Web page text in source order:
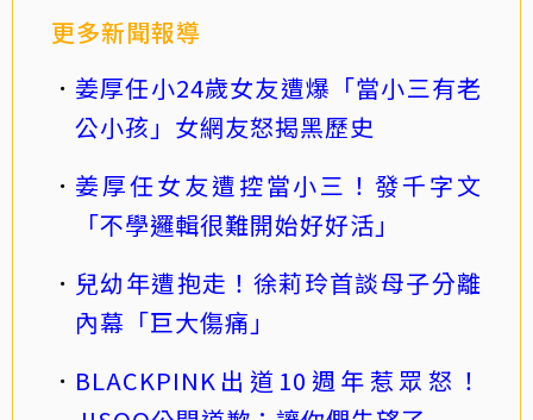
更多新聞報導
姜厚任小24歲女友遭爆「當小三有老
公小孩」女網友怒揭黑歷史
姜厚任女友遭控當小三！發千字文
「不學邏輯很難開始好好活」
兒幼年遭抱走！徐莉玲首談母子分離
內幕「巨大傷痛」
BLACKPINK出道10週年惹眾怒！